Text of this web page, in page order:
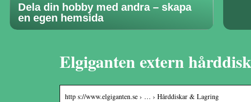
Dela din hobby med andra – skapa
en egen hemsida
Elgiganten extern hårddisk
http s://www.elgiganten.se › … › Hårddiskar & Lagring